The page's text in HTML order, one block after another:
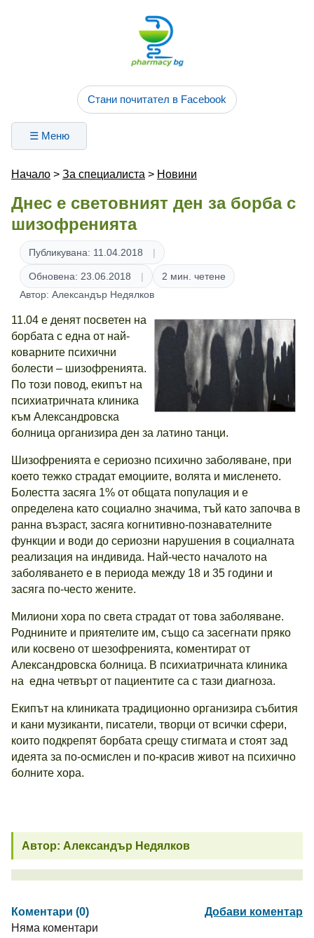
Стани почитател в Facebook
☰ Меню
Начало > За специалиста > Новини
Днес е световният ден за борба с
шизофренията
Публикувана: 11.04.2018
Обновена: 23.06.2018
2 мин. четене
Автор: Александър Недялков
11.04 е денят посветен на
борбата с една от най-
коварните психични
болести – шизофренията.
По този повод, екипът на
психиатричната клиника
към Александровска
болница организира ден за латино танци.
Шизофренията е сериозно психично заболяване, при
което тежко страдат емоциите, волята и мисленето.
Болестта засяга 1% от общата популация и е
определена като социално значима, тъй като започва в
ранна възраст, засяга когнитивно-познавателните
функции и води до сериозни нарушения в социалната
реализация на индивида. Най-често началото на
заболяването е в периода между 18 и 35 години и
засяга по-често жените.
Милиони хора по света страдат от това заболяване.
Роднините и приятелите им, също са засегнати пряко
или косвено от шезофренията, коментират от
Александровска болница. В психиатричната клиника
на една четвърт от пациентите са с тази диагноза.
Екипът на клиниката традиционно организира събития
и кани музиканти, писатели, творци от всички сфери,
които подкрепят борбата срещу стигмата и стоят зад
идеята за по-осмислен и по-красив живот на психично
болните хора.
Автор: Александър Недялков
Коментари (0)
Добави коментар
Няма коментари